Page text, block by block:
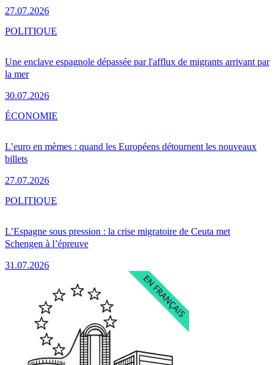
27.07.2026
Une enclave espagnole dépassée par l'afflux de migrants arrivant par
la mer
30.07.2026
POLITIQUE
L’euro en mèmes : quand les Européens détournent les nouveaux
billets
27.07.2026
ÉCONOMIE
L’Espagne sous pression : la crise migratoire de Ceuta met
Schengen à l’épreuve
31.07.2026
POLITIQUE